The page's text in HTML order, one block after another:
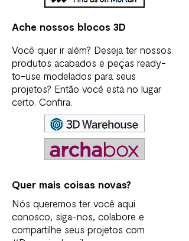
Ache nossos blocos 3D
Você quer ir além? Deseja ter nossos
produtos acabados e peças ready-
to-use modelados para seus
projetos? Então você está no lugar
certo. Confira.
Quer mais coisas novas?
Nós queremos ter você aqui
conosco, siga-nos, colabore e
compartilhe seus projetos com